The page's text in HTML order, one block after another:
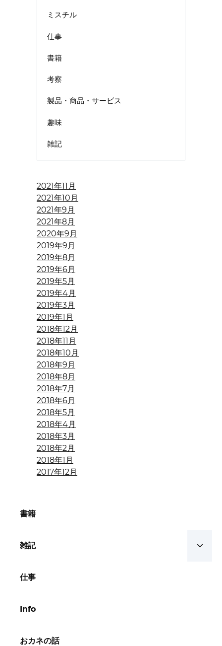
ミスチル
仕事
書籍
考察
製品・商品・サービス
趣味
雑記
2021年11月
2021年10月
2021年9月
2021年8月
2020年9月
2019年9月
2019年8月
2019年6月
2019年5月
2019年4月
2019年3月
2019年1月
2018年12月
2018年11月
2018年10月
2018年9月
2018年8月
2018年7月
2018年6月
2018年5月
2018年4月
2018年3月
2018年2月
2018年1月
2017年12月
書籍
雑記
仕事
Info
おカネの話